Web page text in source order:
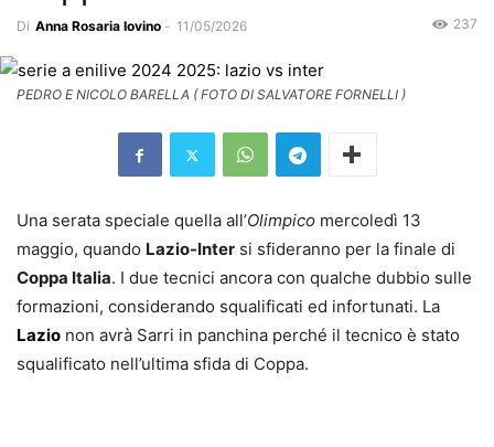
Di Anna Rosaria Iovino - 11/05/2026 237
PEDRO E NICOLO BARELLA ( FOTO DI SALVATORE FORNELLI )
Una serata speciale quella all’Olimpico mercoledì 13
maggio, quando Lazio-Inter si sfideranno per la finale di
Coppa Italia. I due tecnici ancora con qualche dubbio sulle
formazioni, considerando squalificati ed infortunati. La
Lazio non avrà Sarri in panchina perché il tecnico è stato
squalificato nell’ultima sfida di Coppa.